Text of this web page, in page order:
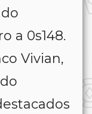
a 0s148.
Vivian,